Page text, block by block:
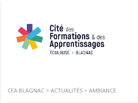
CFA BLAGNAC > ACTUALITÉS > AMBIANCE